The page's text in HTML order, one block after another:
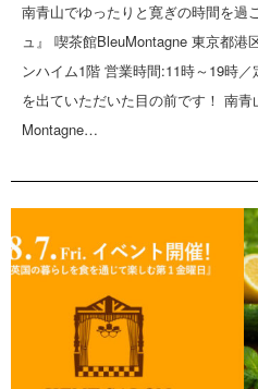
南青山でゆったりと寛ぎの時間を過
ュ』 喫茶館BleuMontagne 東京都港
ンハイム1階 営業時間:11時～19時
を出ていただいた目の前です！ 南
Montagne…